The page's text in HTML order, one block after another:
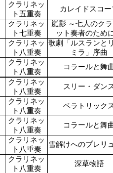
クラリネッ
ト五重奏
カレイドスコー
クラリネッ
ト七重奏
嵐影 ～七人のク
ット奏者のため
クラリネッ
ト八重奏
歌劇「ルスランと
ミラ」序曲
クラリネッ
ト八重奏
コラールと舞
クラリネッ
ト八重奏
スリー・ダン
クラリネッ
ト八重奏
ベラトリック
クラリネッ
ト八重奏
コラールと舞
クラリネッ
ト八重奏
雪解けへのプレリ
クラリネッ
ト八重奏
深草物語